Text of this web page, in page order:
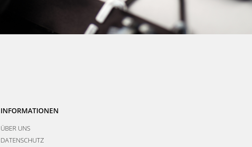
INFORMATIONEN
ÜBER UNS
DATENSCHUTZ